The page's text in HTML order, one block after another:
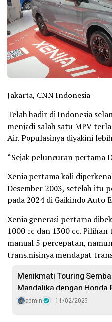
Jakarta, CNN Indonesia —
Telah hadir di Indonesia
menjadi salah satu MPV
Air. Populasinya diyakini
“Sejak peluncuran pertama
Xenia pertama kali
Desember 2003, setelah itu
pada 2024 di Gaikindo Auto
Xenia generasi pertama
1000 cc dan 1300 cc.
manual 5 percepatan,
transmisinya mendapat
Menikmati Touring
Mandalika dengan Honda
admin 11/02/2025